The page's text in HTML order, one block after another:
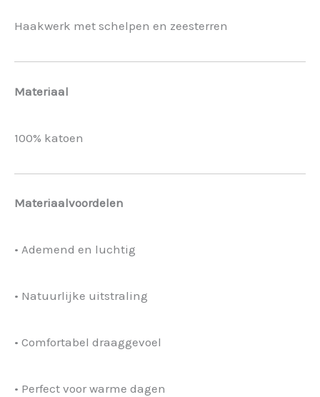
Haakwerk met schelpen en zeesterren
Materiaal
100% katoen
Materiaalvoordelen
• Ademend en luchtig
• Natuurlijke uitstraling
• Comfortabel draaggevoel
• Perfect voor warme dagen